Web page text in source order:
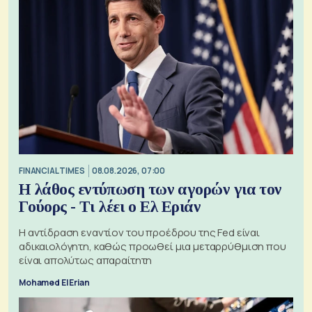
FINANCIAL TIMES 08.08.2026, 07:00
Η λάθος εντύπωση των αγορών για τον
Γούορς - Τι λέει ο Ελ Εριάν
Η αντίδραση εναντίον του προέδρου της Fed είναι
αδικαιολόγητη, καθώς προωθεί μια μεταρρύθμιση που
είναι απολύτως απαραίτητη
Mohamed El Erian